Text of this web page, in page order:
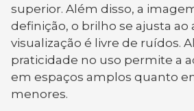
superior. Além disso, a
definição, o brilho se ajusta ao
visualização é livre de ruídos.
praticidade no uso permite a
em espaços amplos quanto
menores.